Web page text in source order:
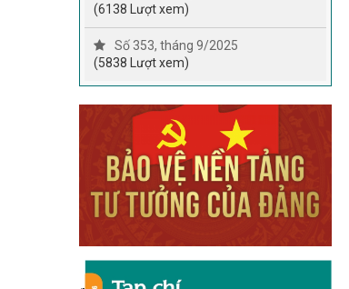
(6138 Lượt xem)
Số 353, tháng 9/2025
(5838 Lượt xem)